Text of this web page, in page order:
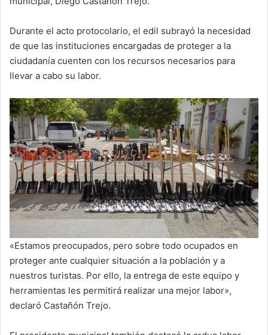
Durante el acto protocolario, el edil subrayó la necesidad
de que las instituciones encargadas de proteger a la
ciudadanía cuenten con los recursos necesarios para
llevar a cabo su labor.
«Estamos preocupados, pero sobre todo ocupados en
proteger ante cualquier situación a la población y a
nuestros turistas. Por ello, la entrega de este equipo y
herramientas les permitirá realizar una mejor labor»,
declaró Castañón Trejo.